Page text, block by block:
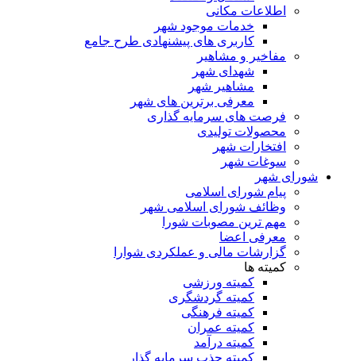
اطلاعات مکانی
خدمات موجود شهر
کاربری های پیشنهادی طرح جامع
مفاخیر و مشاهیر
شهدای شهر
مشاهیر شهر
معرفی برترین های شهر
فرصت های سرمایه گذاری
محصولات تولیدی
افتخارات شهر
سوغات شهر
شورای شهر
پیام شورای اسلامی
وظائف شورای اسلامی شهر
مهم ترین مصوبات شورا
معرفی اعضا
گزارشات مالی و عملکردی شوارا
کمیته ها
کمیته ورزشی
کمیته گردشگری
کمیته فرهنگی
کمیته عمران
کمیته درآمد
کمیته جذب سرمایه گذار